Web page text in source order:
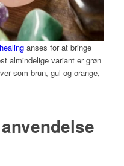
anses for at bringe
almindelige variant er grøn
som brun, gul og orange,